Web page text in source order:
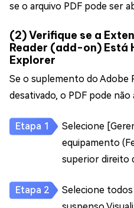
se o arquivo PDF pode ser
(2) Verifique se a
Reader (add-on) Está
Explorer
Se o suplemento do Adobe
desativado, o PDF pode não
Selecione
equipamento
superior direito
Selecione